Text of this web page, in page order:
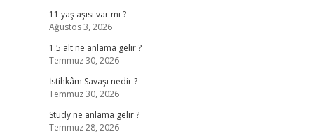
11 yaş aşısı var mı ?
Ağustos 3, 2026
1.5 alt ne anlama gelir ?
Temmuz 30, 2026
İstihkâm Savaşı nedir ?
Temmuz 30, 2026
Study ne anlama gelir ?
Temmuz 28, 2026